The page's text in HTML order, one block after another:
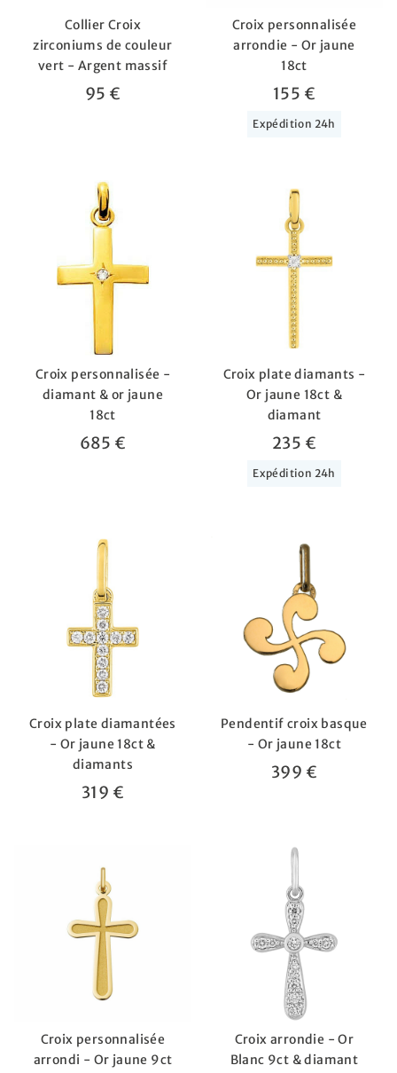
Collier Croix
zirconiums de couleur
vert - Argent massif
95 €
Croix personnalisée
arrondie - Or jaune
18ct
155 €
Expédition 24h
Croix personnalisée -
diamant & or jaune
18ct
685 €
Croix plate diamants -
Or jaune 18ct &
diamant
235 €
Expédition 24h
Croix plate diamantées
- Or jaune 18ct &
diamants
319 €
Pendentif croix basque
- Or jaune 18ct
399 €
Croix personnalisée
arrondi - Or jaune 9ct
Croix arrondie - Or
Blanc 9ct & diamant